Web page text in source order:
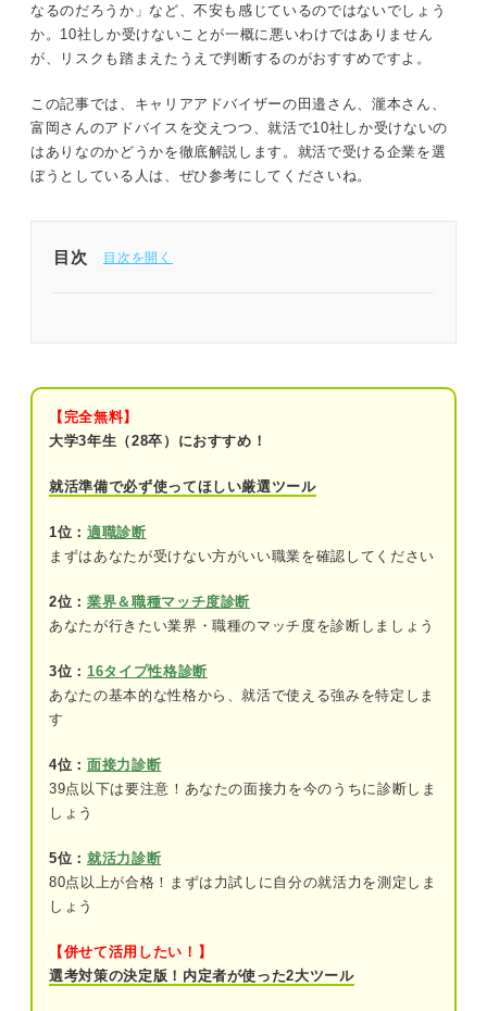
なるのだろうか」など、不安も感じているのではないでしょう
か。10社しか受けないことが一概に悪いわけではありません
が、リスクも踏まえたうえで判断するのがおすすめですよ。
この記事では、キャリアアドバイザーの田邉さん、瀧本さん、
富岡さんのアドバイスを交えつつ、就活で10社しか受けないの
はありなのかどうかを徹底解説します。就活で受ける企業を選
ぼうとしている人は、ぜひ参考にしてくださいね。
目次
就活のプロに聞く！ 10社しか受けないのはあり？
10社は少ない？ 学生が受ける企業の平均数
ることが重要
就活で10社しか受けなくても良いとされるケース
早期選考ですでに内々定を出されている
就活で10社しか受けないデメリット
②就活序盤から精神的に余裕が持てない
④後からエントリー数を増やす場合選択肢
が少ない
【完全無料】
大学3年生（28卒）におすすめ！
就活準備で必ず使ってほしい厳選ツール
1位： 適職診断
まずはあなたが受けない方がいい職業を確認してください
2位： 業界＆職種マッチ度診断
あなたが行きたい業界・職種のマッチ度を診断しましょう
3位： 16タイプ性格診断
あなたの基本的な性格から、就活で使える強みを特定しま
す
4位： 面接力診断
39点以下は要注意！あなたの面接力を今のうちに診断しま
しょう
5位： 就活力診断
80点以上が合格！まずは力試しに自分の就活力を測定しま
しょう
【併せて活用したい！】
選考対策の決定版！内定者が使った2大ツール